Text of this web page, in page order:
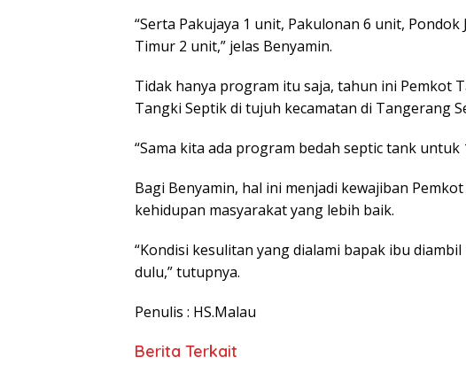
“Serta Pakujaya 1 unit, Pakulonan 6 unit,
Timur 2 unit,” jelas Benyamin.
Tidak hanya program itu saja, tahun ini Pemkot
Tangki Septik di tujuh kecamatan di Tangerang
“Sama kita ada program bedah septic tank untuk
Bagi Benyamin, hal ini menjadi kewajiban
kehidupan masyarakat yang lebih baik.
“Kondisi kesulitan yang dialami bapak ibu
dulu,” tutupnya.
Penulis : HS.Malau
Berita Terkait